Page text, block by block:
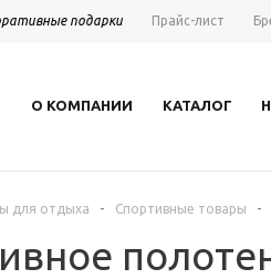
подарки Прайс-лист
О КОМПАНИИ КАТАЛОГ
для отдыха - Спортивные товары -